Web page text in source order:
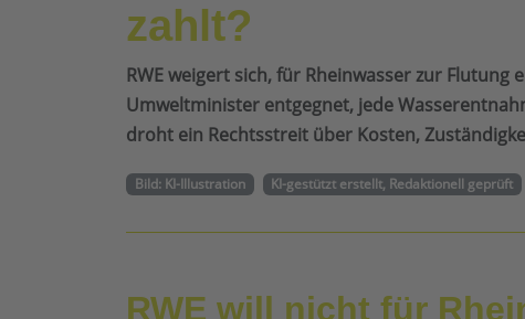
zahlt?
RWE weigert sich, für Rheinwasser zur Flutung
Umweltminister entgegnet, jede
droht ein Rechtsstreit über Kosten,
Bild: KI-Illustration KI-gestützt erstellt, Redaktionell geprüft
RWE will nicht für